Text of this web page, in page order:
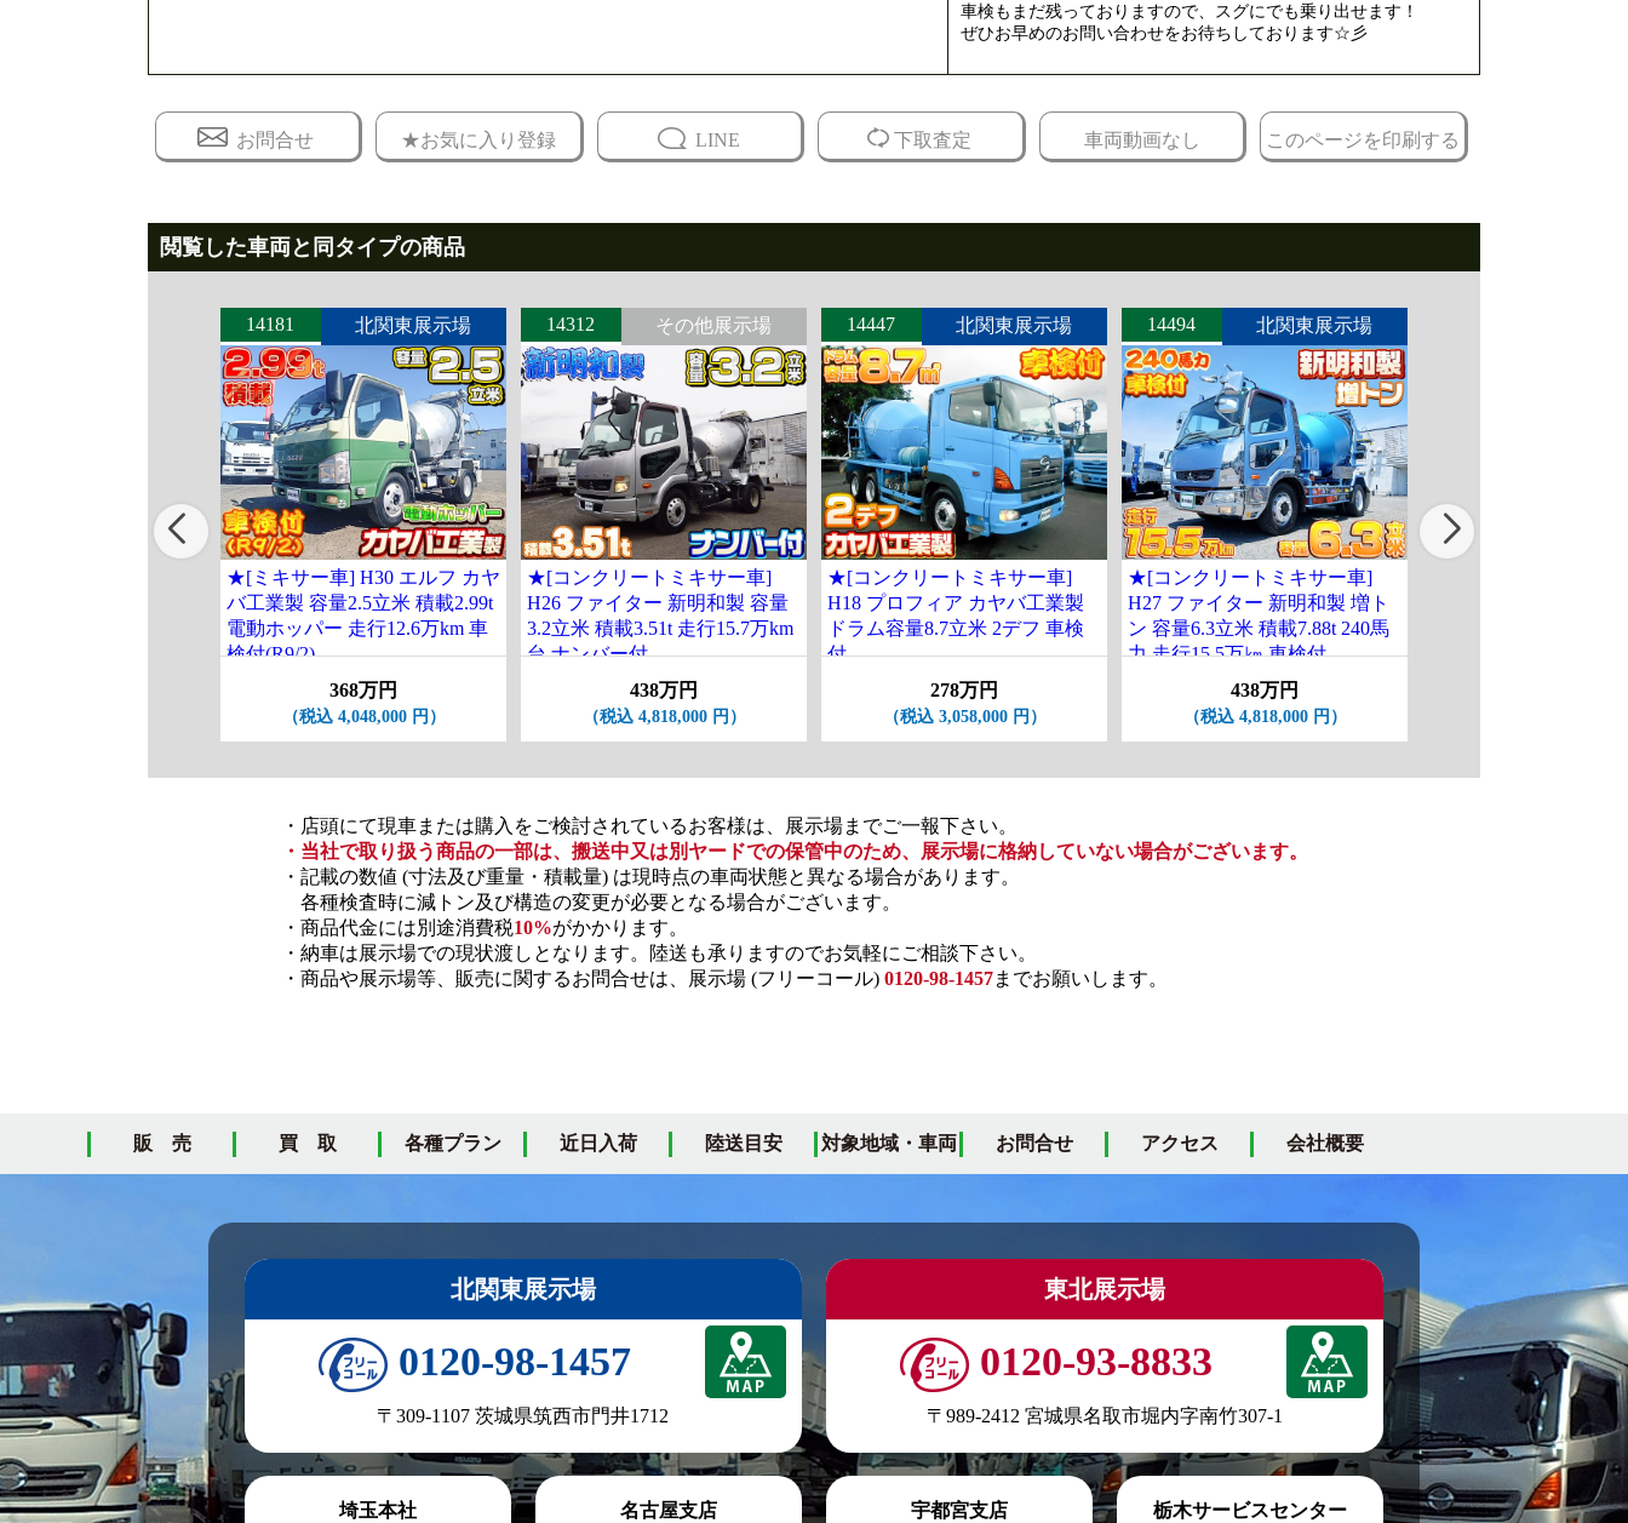
車検もまだ残っておりますので、スグにでも乗り出せます！
ぜひお早めのお問い合わせをお待ちしております☆彡
お問合せ ★お気に入り登録 LINE 下取査定 車両動画なし このページを印刷する
閲覧した車両と同タイプの商品
14181 北関東展示場
★[ミキサー車] H30 エルフ カヤ
バ工業製 容量2.5立米 積載2.99t
電動ホッパー 走行12.6万km 車
検付(R9/2)
368万円
（税込 4,048,000 円）
14312 その他展示場
★[コンクリートミキサー車]
H26 ファイター 新明和製 容量
3.2立米 積載3.51t 走行15.7万km
台 ナンバー付
438万円
（税込 4,818,000 円）
14447 北関東展示場
★[コンクリートミキサー車]
H18 プロフィア カヤバ工業製
ドラム容量8.7立米 2デフ 車検
付
278万円
（税込 3,058,000 円）
14494 北関東展示場
★[コンクリートミキサー車]
H27 ファイター 新明和製 増ト
ン 容量6.3立米 積載7.88t 240馬
力 走行15.5万㎞ 車検付
438万円
（税込 4,818,000 円）
・店頭にて現車または購入をご検討されているお客様は、展示場までご一報下さい。
・当社で取り扱う商品の一部は、搬送中又は別ヤードでの保管中のため、展示場に格納していない場合がございます。
・記載の数値 (寸法及び重量・積載量) は現時点の車両状態と異なる場合があります。
各種検査時に減トン及び構造の変更が必要となる場合がございます。
・商品代金には別途消費税10%がかかります。
・納車は展示場での現状渡しとなります。陸送も承りますのでお気軽にご相談下さい。
・商品や展示場等、販売に関するお問合せは、展示場 (フリーコール) 0120-98-1457までお願いします。
販 売 買 取 各種プラン 近日入荷 陸送目安 対象地域・車両 お問合せ アクセス 会社概要
北関東展示場
0120-98-1457
〒309-1107 茨城県筑西市門井1712
東北展示場
0120-93-8833
〒989-2412 宮城県名取市堀内字南竹307-1
埼玉本社 名古屋支店 宇都宮支店 栃木サービスセンター